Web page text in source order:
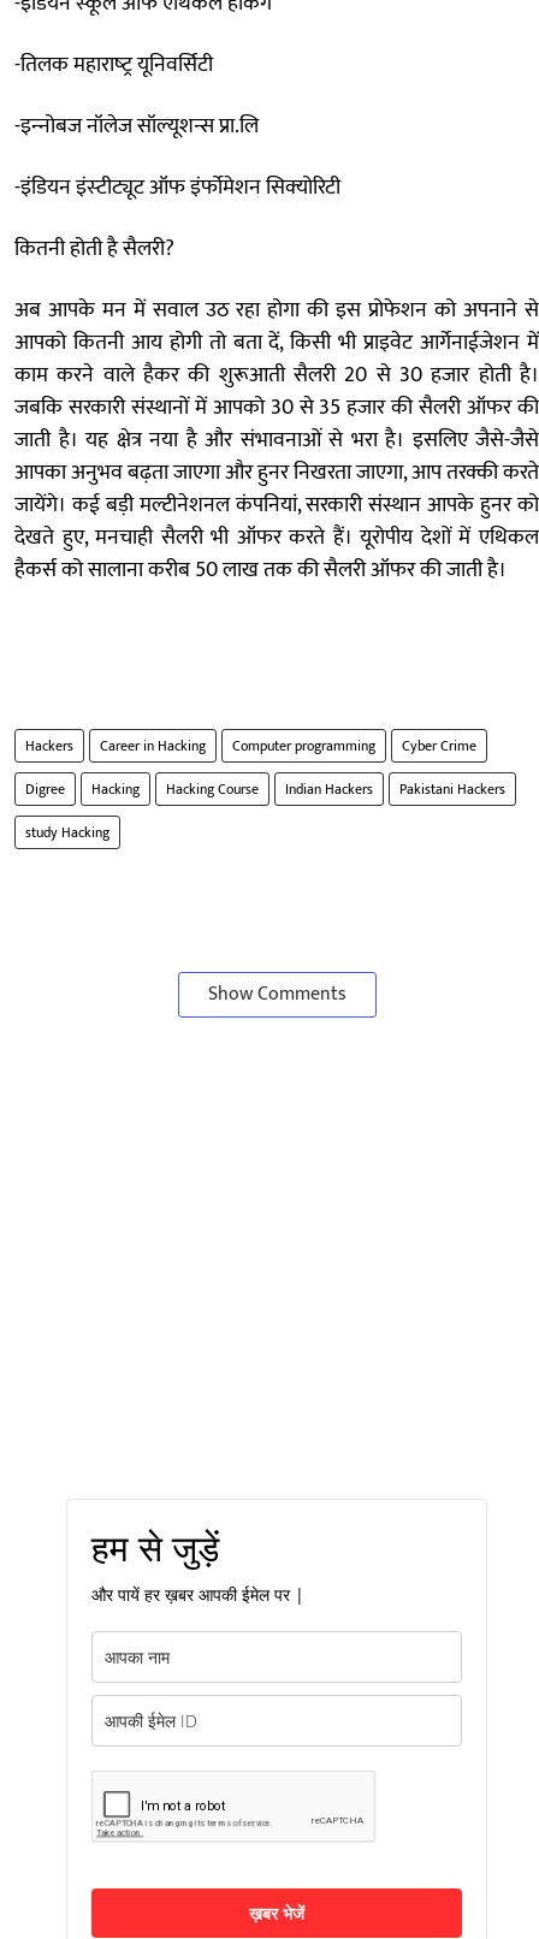
-तिलक महाराष्‍ट्र यूनिवर्सिटी
-इन्‍नोबज नॉलेज सॉल्यूशन्स प्रा.लि
-इंडियन इंस्‍टीट्यूट ऑफ इंर्फोमेशन सिक्‍योरिटी
कितनी होती है सैलरी?
अब आपके मन में सवाल उठ रहा होगा की इस प्रोफेशन को अपनाने से
आपको कितनी आय होगी तो बता दें, किसी भी प्राइवेट आर्गेनाईजेशन में
काम करने वाले हैकर की शुरूआती सैलरी 20 से 30 हजार होती है।
जबकि सरकारी संस्थानों में आपको 30 से 35 हजार की सैलरी ऑफर की
जाती है। यह क्षेत्र नया है और संभावनाओं से भरा है। इसलिए जैसे-जैसे
आपका अनुभव बढ़ता जाएगा और हुनर निखरता जाएगा, आप तरक्की करते
जायेंगे। कई बड़ी मल्टीनेशनल कंपनियां, सरकारी संस्थान आपके हुनर को
देखते हुए, मनचाही सैलरी भी ऑफर करते हैं। यूरोपीय देशों में एथिकल
हैकर्स को सालाना करीब 50 लाख तक की सैलरी ऑफर की जाती है।
Hackers Career in Hacking Computer programming
Cyber Crime
Digree
Hacking Hacking Course Indian Hackers
Pakistani Hackers
study Hacking
Show Comments
हम से जुड़ें
और पायें हर ख़बर आपकी ईमेल पर |
ख़बर भेजें